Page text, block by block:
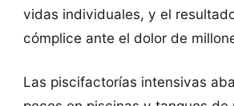
vidas individuales, y el
cómplice ante el dolor de
Las piscifactorías intensivas